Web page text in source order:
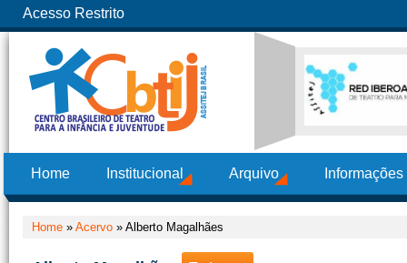
Acesso Restrito
Home Institucional Arquivo
Home » Acervo » Alberto Magalhães